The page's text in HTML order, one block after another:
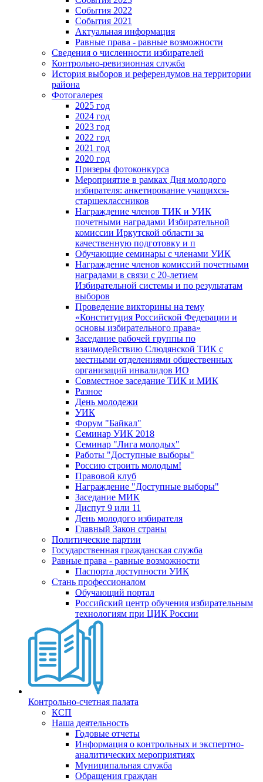
События 2022
События 2021
Актуальная информация
Равные права - равные возможности
Сведения о численности избирателей
Контрольно-ревизионная служба
История выборов и референдумов на территории
района
Фотогалерея
2025 год
2024 год
2023 год
2022 год
2021 год
2020 год
Призеры фотоконкурса
Мероприятие в рамках Дня молодого
избирателя: анкетирование учащихся-
старшеклассников
Награждение членов ТИК и УИК
почетными наградами Избирательной
комиссии Иркутской области за
качественную подготовку и п
Обучающие семинары с членами УИК
Награждение членов комиссий почетными
наградами в связи с 20-летием
Избирательной системы и по результатам
выборов
Проведение викторины на тему
«Конституция Российской Федерации и
основы избирательного права»
Заседание рабочей группы по
взаимодействию Слюдянской ТИК с
местными отделениями общественных
организаций инвалидов ИО
Совместное заседание ТИК и МИК
Разное
День молодежи
УИК
Форум "Байкал"
Семинар УИК 2018
Семинар "Лига молодых"
Работы "Доступные выборы"
Россию строить молодым!
Правовой клуб
Награждение "Доступные выборы"
Заседание МИК
Диспут 9 или 11
День молодого избирателя
Главный Закон страны
Политические партии
Государственная гражданская служба
Равные права - равные возможности
Паспорта доступности УИК
Стань профессионалом
Обучающий портал
Российский центр обучения избирательным
технологиям при ЦИК России
Контрольно-счетная палата
КСП
Наша деятельность
Годовые отчеты
Информация о контрольных и экспертно-
аналитических мероприятиях
Муниципальная служба
Обращения граждан